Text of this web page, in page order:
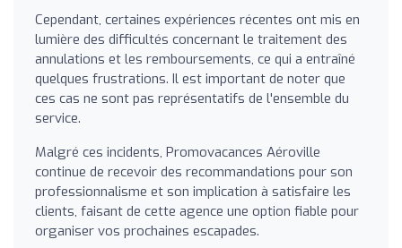
Cependant, certaines expériences récentes ont mis en
lumière des difficultés concernant le traitement des
annulations et les remboursements, ce qui a entraîné
quelques frustrations. Il est important de noter que
ces cas ne sont pas représentatifs de l'ensemble du
service.
Malgré ces incidents, Promovacances Aéroville
continue de recevoir des recommandations pour son
professionnalisme et son implication à satisfaire les
clients, faisant de cette agence une option fiable pour
organiser vos prochaines escapades.